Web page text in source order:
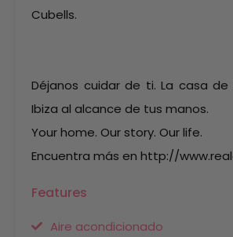
Cubells.
Déjanos cuidar de ti. La casa
Ibiza al alcance de tus manos.
Your home. Our story. Our life.
Encuentra más en http://
Features
Aire acondicionado